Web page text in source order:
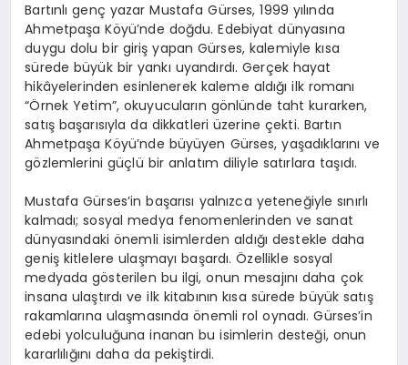
Bartınlı genç yazar Mustafa Gürses, 1999 yılında
Ahmetpaşa Köyü’nde doğdu. Edebiyat dünyasına
duygu dolu bir giriş yapan Gürses, kalemiyle kısa
sürede büyük bir yankı uyandırdı. Gerçek hayat
hikâyelerinden esinlenerek kaleme aldığı ilk romanı
“Örnek Yetim”, okuyucuların gönlünde taht kurarken,
satış başarısıyla da dikkatleri üzerine çekti. Bartın
Ahmetpaşa Köyü’nde büyüyen Gürses, yaşadıklarını ve
gözlemlerini güçlü bir anlatım diliyle satırlara taşıdı.
Mustafa Gürses’in başarısı yalnızca yeteneğiyle sınırlı
kalmadı; sosyal medya fenomenlerinden ve sanat
dünyasındaki önemli isimlerden aldığı destekle daha
geniş kitlelere ulaşmayı başardı. Özellikle sosyal
medyada gösterilen bu ilgi, onun mesajını daha çok
insana ulaştırdı ve ilk kitabının kısa sürede büyük satış
rakamlarına ulaşmasında önemli rol oynadı. Gürses’in
edebi yolculuğuna inanan bu isimlerin desteği, onun
kararlılığını daha da pekiştirdi.